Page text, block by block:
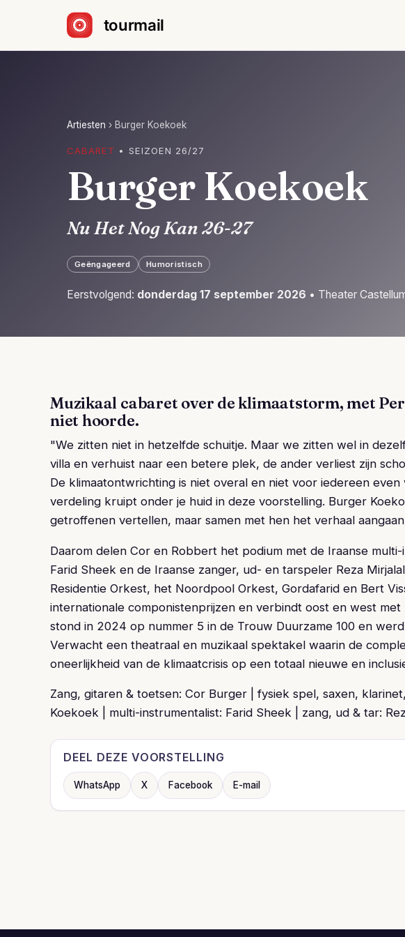
Artiesten › Burger Koekoek
CABARET • SEIZOEN 26/27
Burger Koekoek
Nu Het Nog Kan 26-27
Geëngageerd Humoristisch
Eerstvolgend: donderdag 17 september 2026 • Theater
Muzikaal cabaret over de klimaatstorm, met
niet hoorde.
"We zitten niet in hetzelfde schuitje. Maar we zitten wel in
villa en verhuist naar een betere plek, de ander verliest zijn
De klimaatontwrichting is niet overal en niet voor iedereen even
verdeling kruipt onder je huid in deze voorstelling. Burger
getroffenen vertellen, maar samen met hen het verhaal
Daarom delen Cor en Robbert het podium met de Iraanse
Farid Sheek en de Iraanse zanger, ud- en tarspeler Reza
Residentie Orkest, het Noordpool Orkest, Gordafarid en Bert
internationale componistenprijzen en verbindt oost en west
stond in 2024 op nummer 5 in de Trouw Duurzame 100 en
Verwacht een theatraal en muzikaal spektakel waarin de
oneerlijkheid van de klimaatcrisis op een totaal nieuwe en
Zang, gitaren & toetsen: Cor Burger | fysiek spel, saxen,
Koekoek | multi-instrumentalist: Farid Sheek | zang, ud & tar:
DEEL DEZE VOORSTELLING
WhatsApp X Facebook E-mail